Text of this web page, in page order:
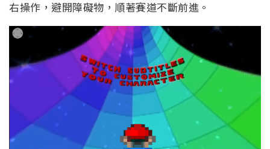
右操作，避開障礙物，順著賽道不斷前進。